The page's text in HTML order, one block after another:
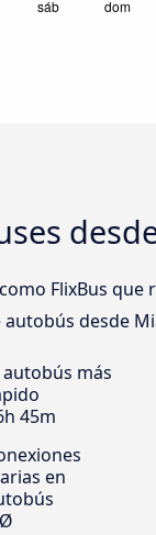
FlixBus
desde
autobús más
45m
en